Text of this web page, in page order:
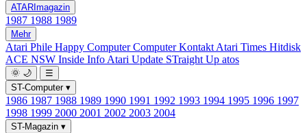
ATARImagazin
1987 1988 1989
Mehr
Atari Phile Happy ComputerComputer Kontakt Atari Times Hitdisk
ACE NSW Inside Info Atari Update STraight Up atos
🌞 🌙
☰
ST-Computer ▾
1986 1987 1988 1989 1990 1991 1992 1993 1994 1995 1996 1997
1998 1999 2000 2001 2002 2003 2004
ST-Magazin ▾